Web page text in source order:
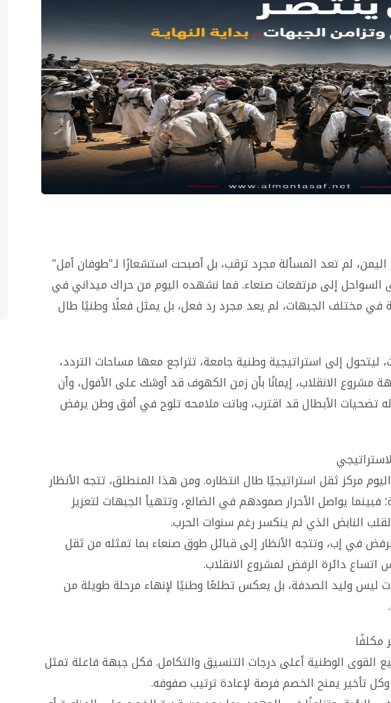
لم تعد المسألة مجرد ترقب، بل أصبحت استشعارًا لـ"طوفان أمل"
إلى مرتفعات صنعاء. فما نشهده اليوم من حراك ميداني في
في مختلف الجبهات، لم يعد مجرد رد فعل، بل يمثل فعلًا وطنيًا طال
ليتحول إلى استراتيجية وطنية جامعة، تتراجع معها مساحات التردد،
مشروع الانقلاب، إيمانًا بأن زمن الكهوف قد أوشك على الأفول، وأن
تضحيات الأبطال قد اقترب، وباتت ملامحه تلوح في أفق وطن يرفض
مركز ثقل استراتيجيًا طال انتظاره. ومن هذا المنطلق، تتجه الأنظار
فبينما يواصل الأحرار صمودهم في الضالع، وتتهيأ الجبهات لتعزيز
النابض الذي لم ينكسر رغم سنوات الحرب.
في إب، وتتجه الأنظار إلى قبائل طوق صنعاء بما تمثله من ثقل
دائرة الرفض لمشروع الانقلاب.
ليس وليد الصدفة، بل يعكس تطلعًا وطنيًا لإنهاء مرحلة طويلة من
مكلفًا
القوى الوطنية أعلى درجات التنسيق والتكامل. فكل جبهة فاعلة تمثل
تأخير يمنح الخصم فرصة لإعادة ترتيب صفوفه.